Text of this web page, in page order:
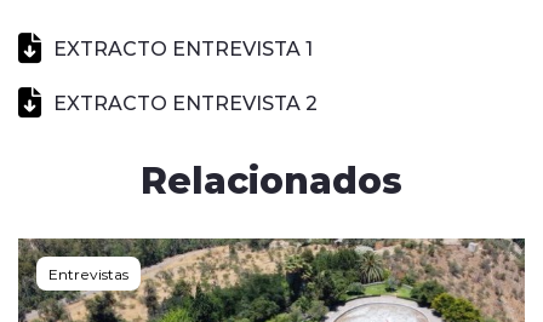
EXTRACTO ENTREVISTA 1
EXTRACTO ENTREVISTA 2
Relacionados
Entrevistas